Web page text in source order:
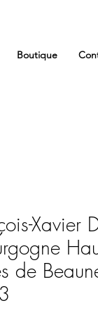
Boutique
Xavier
de